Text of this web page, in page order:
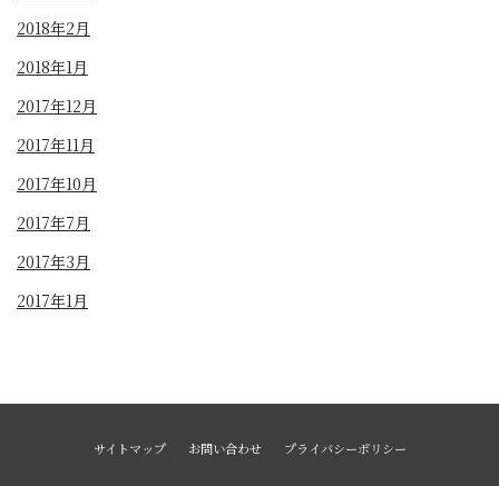
2018年2月
2018年1月
2017年12月
2017年11月
2017年10月
2017年7月
2017年3月
2017年1月
サイトマップ お問い合わせ プライバシーポリシー